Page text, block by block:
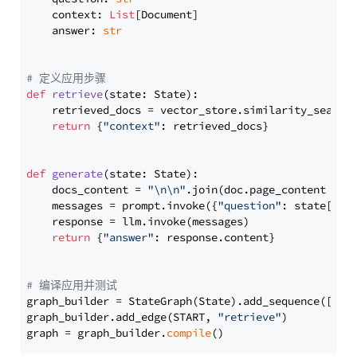
    context:
List[Document]
    answer:
str
# 定义应用步骤
def retrieve(state: State):
retrieved_docs =
return {"context" : retrieved_docs}
def generate(state: State):
    docs_content =
"\n\n" .join(doc.page_content
    messages = prompt.invoke({
"question" : state[
    response = llm.invoke(messages)
return {"answer" : response.content}
# 编译应用并测试
graph_builder =
graph_builder.add_edge(START, "retrieve")
graph = graph_builder.compile